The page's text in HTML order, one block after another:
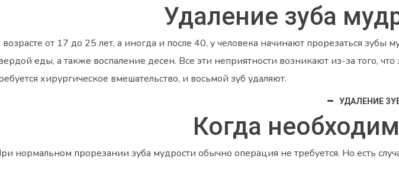
Удаление зуба
от 17 до 25 лет, а иногда и после 40, у человека начинают прорезаться
еды, а также воспаление десен. Все эти неприятности возникают из-за того,
хирургическое вмешательство, и восьмой зуб удаляют.
УДАЛЕНИЕ
Когда
нормальном прорезании зуба мудрости обычно операция не требуется. Но есть